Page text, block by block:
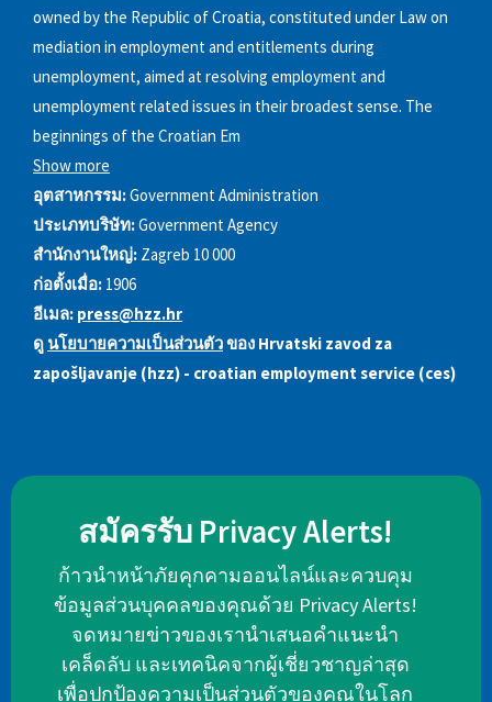
owned by the Republic of Croatia, constituted under Law on
mediation in employment and entitlements during
unemployment, aimed at resolving employment and
unemployment related issues in their broadest sense. The
beginnings of the Croatian Em
Show more
อุตสาหกรรม:Government Administration
ประเภทบริษัท:Government Agency
สำนักงานใหญ่: Zagreb 10 000
ก่อตั้งเมื่อ: 1906
อีเมล: press@hzz.hr
ดูนโยบายความเป็นส่วนตัวของ Hrvatski zavod za
zapošljavanje (hzz) - croatian employment service (ces)
สมัครรับ Privacy Alerts!
ก้าวนำหน้าภัยคุกคามออนไลน์และควบคุม
ข้อมูลส่วนบุคคลของคุณด้วย Privacy Alerts!
จดหมายข่าวของเรานำเสนอคำแนะนำ
เคล็ดลับ และเทคนิคจากผู้เชี่ยวชาญล่าสุด
เพื่อปกป้องความเป็นส่วนตัวของคุณในโลก